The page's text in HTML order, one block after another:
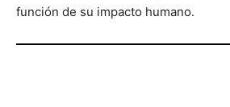
función de su impacto humano.